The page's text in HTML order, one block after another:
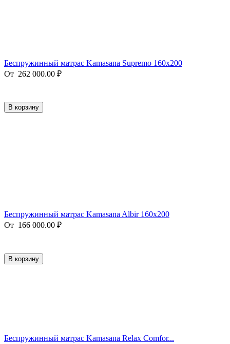
Беспружинный матрас Kamasana Supremo 160x200
От 262 000.00 ₽
В корзину
Беспружинный матрас Kamasana Albir 160x200
От 166 000.00 ₽
В корзину
Беспружинный матрас Kamasana Relax Comfor...